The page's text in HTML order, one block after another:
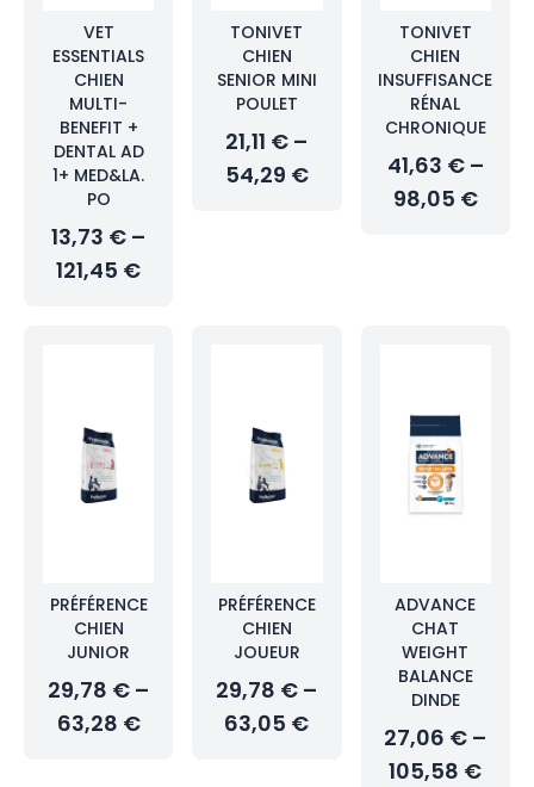
VET
ESSENTIALS
CHIEN
MULTI-
BENEFIT +
DENTAL AD
1+ MED&LA.
PO
13,73 € –
121,45 €
TONIVET
CHIEN
SENIOR MINI
POULET
21,11 € –
54,29 €
TONIVET
CHIEN
INSUFFISANCE
RÉNAL
CHRONIQUE
41,63 € –
98,05 €
PRÉFÉRENCE
CHIEN
JUNIOR
29,78 € –
63,28 €
PRÉFÉRENCE
CHIEN
JOUEUR
29,78 € –
63,05 €
ADVANCE
CHAT
WEIGHT
BALANCE
DINDE
27,06 € –
105,58 €